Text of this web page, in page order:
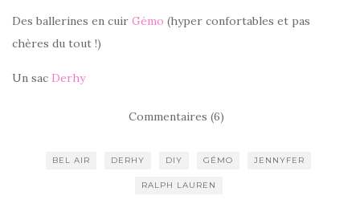
Des ballerines en cuir Gémo (hyper confortables et pas
chères du tout !)
Un sac Derhy
Commentaires (6)
BEL AIR DERHY DIY GÉMO JENNYFER
RALPH LAUREN